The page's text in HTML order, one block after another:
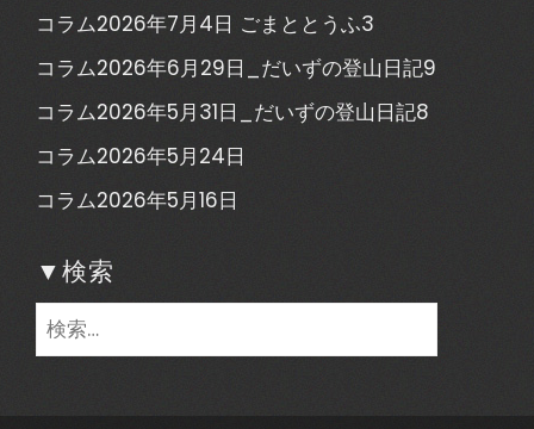
コラム2026年7月4日 ごまととうふ3
コラム2026年6月29日_だいずの登山日記9
コラム2026年5月31日_だいずの登山日記8
コラム2026年5月24日
コラム2026年5月16日
▼検索
検
索: